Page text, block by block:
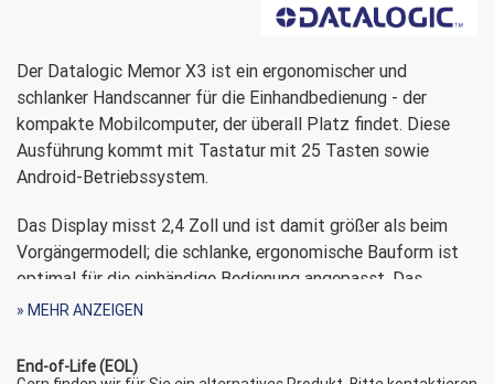
Der Datalogic Memor X3 ist ein ergonomischer und
schlanker Handscanner für die Einhandbedienung - der
kompakte Mobilcomputer, der überall Platz findet. Diese
Ausführung kommt mit Tastatur mit 25 Tasten sowie
Android-Betriebssystem.
Das Display misst 2,4 Zoll und ist damit größer als beim
Vorgängermodell; die schlanke, ergonomische Bauform ist
optimal für die einhändige Bedienung angepasst. Das
robuste Scanfenster mit Laseroptik besteht aus Corning
Prozessor und einen frei zugänglichen SD-
» MEHR ANZEIGEN
End-of-Life (EOL)